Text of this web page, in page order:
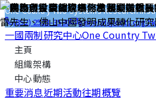
One Country Two Systems Research
(852) 2523-3580
general@octs.org.hk
一國兩制研究中心One Country
主頁
組織架構
中心動態
重要消息近期活動往期概覽